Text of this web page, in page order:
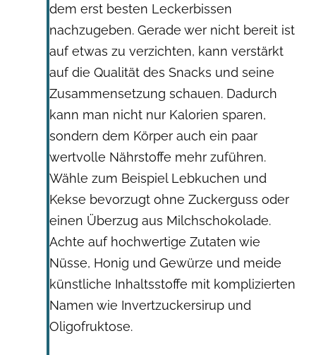
dem erst besten Leckerbissen
nachzugeben. Gerade wer nicht bereit ist
auf etwas zu verzichten, kann verstärkt
auf die Qualität des Snacks und seine
Zusammensetzung schauen. Dadurch
kann man nicht nur Kalorien sparen,
sondern dem Körper auch ein paar
wertvolle Nährstoffe mehr zuführen.
Wähle zum Beispiel Lebkuchen und
Kekse bevorzugt ohne Zuckerguss oder
einen Überzug aus Milchschokolade.
Achte auf hochwertige Zutaten wie
Nüsse, Honig und Gewürze und meide
künstliche Inhaltsstoffe mit komplizierten
Namen wie Invertzuckersirup und
Oligofruktose.